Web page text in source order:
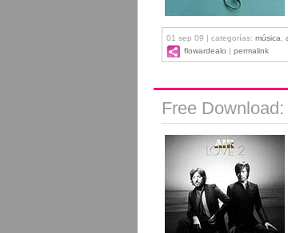
01 sep 09 | categorías: música
flowardealo | permalink
Free